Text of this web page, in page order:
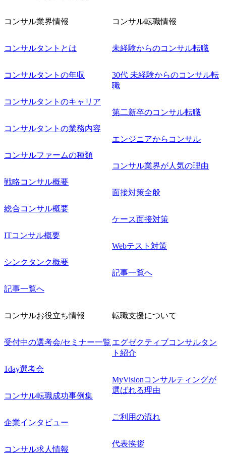
コンサル業界情報
コンサルタントとは
コンサルタントの年収
コンサルタントのキャリア
コンサルタントの業務内容
コンサルファームの種類
戦略コンサル概要
総合コンサル概要
ITコンサル概要
シンクタンク概要
記事一覧へ
コンサル転職情報
未経験からのコンサル転職
30代 未経験からのコンサル転
職
第二新卒のコンサル転職
エンジニアからコンサル
コンサル業界が人気の理由
面接対策全般
ケース面接対策
Webテスト対策
記事一覧へ
コンサルお役立ち情報
受付中の選考会/セミナー一覧
1day選考会
コンサル転職成功事例集
企業インタビュー
コンサル求人情報
転職支援について
エグゼクティブコンサルタン
ト紹介
MyVisionコンサルティングが
選ばれる理由
ご利用の流れ
代表挨拶